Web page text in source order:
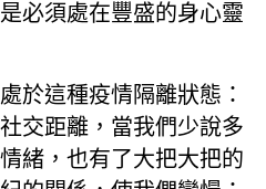
必須處在豐盛的身心靈
於這種疫情隔離狀態：
交距離，當我們少說多
緒，也有了大把大把的